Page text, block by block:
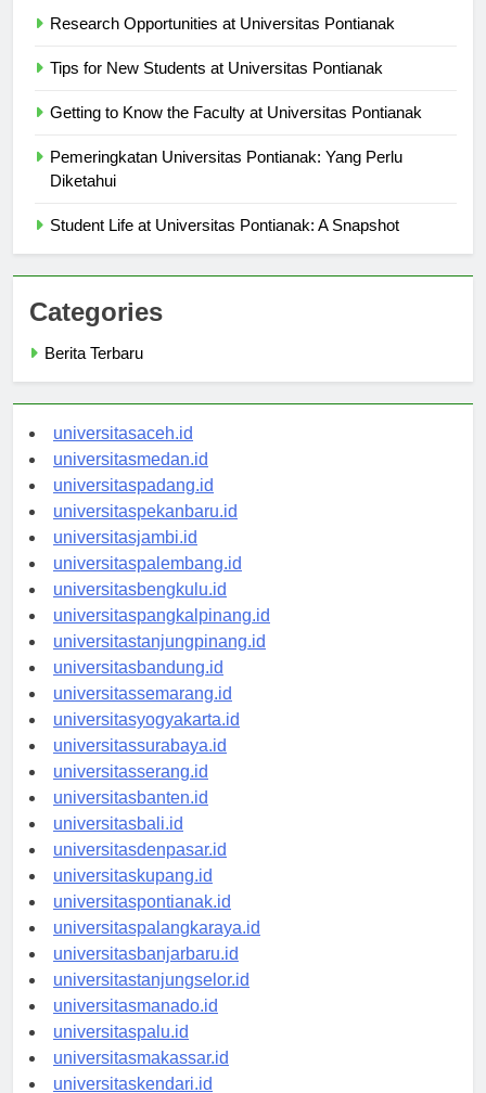
Pemeringkatan Universitas Pontianak: Yang Perlu
Categories
universitasaceh.id
universitasmedan.id
universitaspadang.id
universitaspekanbaru.id
universitasjambi.id
universitaspalembang.id
universitasbengkulu.id
universitaspangkalpinang.id
universitastanjungpinang.id
universitasbandung.id
universitassemarang.id
universitasyogyakarta.id
universitassurabaya.id
universitasserang.id
universitasbanten.id
universitasbali.id
universitasdenpasar.id
universitaskupang.id
universitaspontianak.id
universitaspalangkaraya.id
universitasbanjarbaru.id
universitastanjungselor.id
universitasmanado.id
universitaspalu.id
universitasmakassar.id